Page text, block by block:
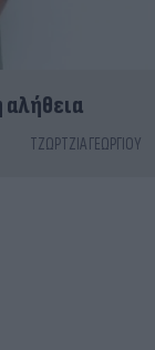
ΤΖΏΡΤΖΙΑ ΓΕΩΡΓΊΟΥ